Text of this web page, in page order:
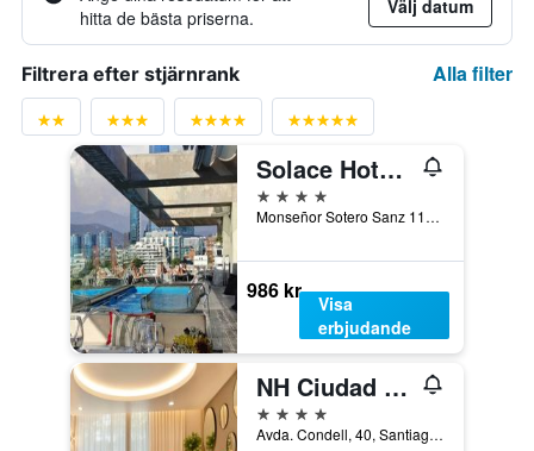
hitta de bästa priserna.
Välj datum
Filtrera efter stjärnrank Alla filter
Solace Hotel Santiago
4 stjärnor
Monseñor Sotero Sanz 115, Santiago de Chile, Chile
986 kr
Visa
erbjudande
NH Ciudad de Santiago
4 stjärnor
Avda. Condell, 40, Santiago de Chile, Chile